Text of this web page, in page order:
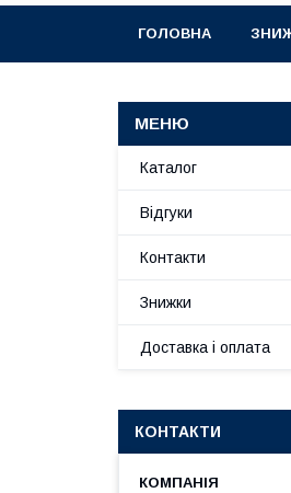
ГОЛОВНА
Каталог
Відгуки
Контакти
Знижки
Доставка і оплата
КОНТАКТИ